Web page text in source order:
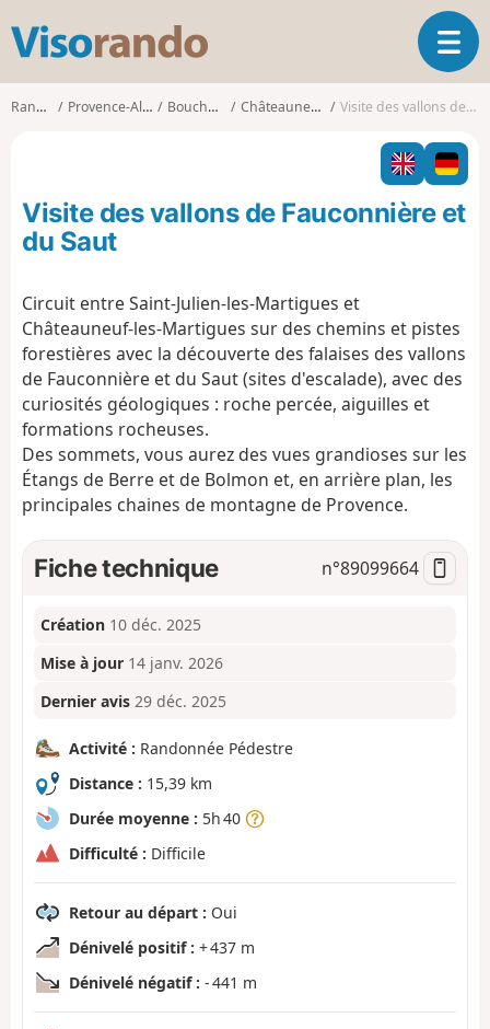
s
o
O
u
i
r
l
a
g
a
t
Randonnées Provence-Alpes-Côte d'Azur Bouches-du-Rhône Châteauneuf-les-Martigues Visite des vallons de Fauconnière et du Saut
Visite des vallons de Fauconnière et
du Saut
Circuit entre Saint-Julien-les-Martigues et
Châteauneuf-les-Martigues sur des chemins et pistes
forestières avec la découverte des falaises des vallons
de Fauconnière et du Saut (sites d'escalade), avec des
curiosités géologiques : roche percée, aiguilles et
formations rocheuses.
Des sommets, vous aurez des vues grandioses sur les
Étangs de Berre et de Bolmon et, en arrière plan, les
principales chaines de montagne de Provence.
Fiche technique n°89099664
Création 10 déc. 2025
Mise à jour 14 janv. 2026
Dernier avis 29 déc. 2025
Activité : Randonnée Pédestre
Distance : 15,39 km
Durée moyenne : 5h 40
Difficulté : Difficile
Retour au départ : Oui
Dénivelé positif : + 437 m
Dénivelé négatif : - 441 m